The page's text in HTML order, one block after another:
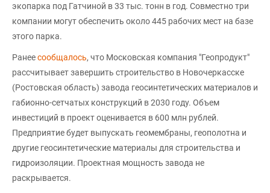
экопарка под Гатчиной в 33 тыс. тонн в год. Совместно три
компании могут обеспечить около 445 рабочих мест на базе
этого парка.
Ранеесообщалось, что Московская компания "Геопродукт"
рассчитывает завершить строительство в Новочеркасске
(Ростовская область) завода геосинтетических материалов и
габионно-сетчатых конструкций в 2030 году. Объем
инвестиций в проект оценивается в 600 млн рублей.
Предприятие будет выпускать геомембраны, геополотна и
другие геосинтетические материалы для строительства и
гидроизоляции. Проектная мощность завода не
раскрывается.